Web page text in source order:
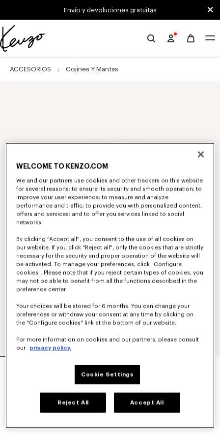
Skip to main content
Skip to footer contentEnvío y devoluciones gratuitas
Página
ACCESORIOS Cojines Y Mantas
COJÍN DECORATIVO 'K BOKE'
COLORES :Blanco
WELCOME TO KENZO.COM
We and our partners use cookies and other trackers on this website
for several reasons: to ensure its security and smooth operation; to
improve your user experience; to measure and analyze
performance and traffic; to provide you with personalized content,
offers and services; and to offer you services linked to social
networks.
By clicking "Accept all", you consent to the use of all cookies on
our website. If you click "Reject all", only the cookies that are strictly
necessary for the security and proper operation of the website will
be activated. To manage your preferences, click "Configure
cookies". Please note that if you reject certain types of cookies, you
may not be able to benefit from all the functions described in the
preference center.
Your choices will be stored for 6 months. You can change your
preferences or withdraw your consent at any time by clicking on
the "Configure cookies" link at the bottom of our website.
For more information on cookies and our partners, please consult
our
privacy policy.
Cookie Settings
Reject All Accept All